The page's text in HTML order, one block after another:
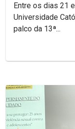
Entre os dias 21
Universidade
palco da 13ª...